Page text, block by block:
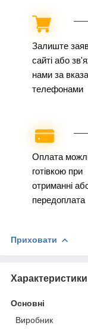
Залиште
сайті або
нами за
телефонами
Оплата
готівкою при
отриманні
передоплата
Приховати
Характеристики
Основні
Виробник